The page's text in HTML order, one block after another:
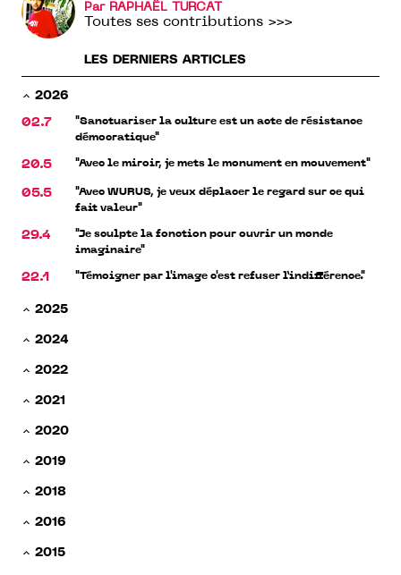
Par RAPHAËL TURCAT
Toutes ses contributions >>>
LES DERNIERS ARTICLES
2026
02.7
"Sanctuariser la culture est un acte de résistance
démocratique"
20.5 "Avec le miroir, je mets le monument en mouvement"
05.5
"Avec WURUS, je veux déplacer le regard sur ce qui
fait valeur"
29.4
"Je sculpte la fonction pour ouvrir un monde
imaginaire"
22.1 "Témoigner par l'image c'est refuser l’indifférence."
2025
2024
2022
2021
2020
2019
2018
2016
2015